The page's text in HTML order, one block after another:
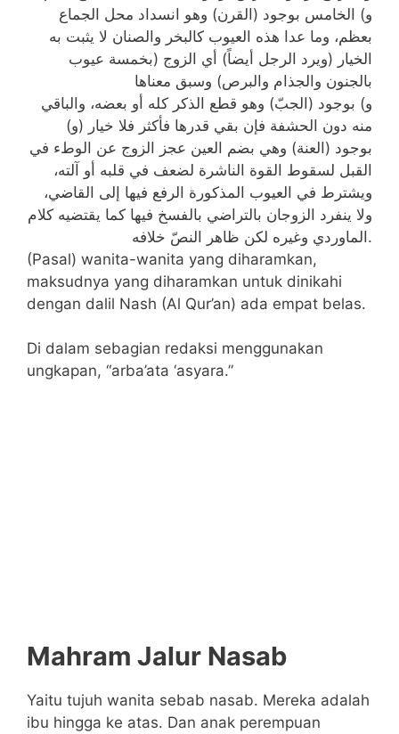
و) الخامس بوجود (القرن) وهو انسداد محل الجماع
بعظم، وما عدا هذه العيوب كالبخر والصنان لا يثبت به
الخيار (ويرد الرجل أيضاً) أي الزوج (بخمسة عيوب
بالجنون والجذام والبرص) وسبق معناها
و) بوجود (الجبّ) وهو قطع الذكر كله أو بعضه، والباقي
منه دون الحشفة فإن بقي قدرها فأكثر فلا خيار (و)
بوجود (العنة) وهي بضم العين عجز الزوج عن الوطء في
القبل لسقوط القوة الناشرة لضعف في قلبه أو آلته،
ويشترط في العيوب المذكورة الرفع فيها إلى القاضي،
ولا ينفرد الزوجان بالتراضي بالفسخ فيها كما يقتضيه كلام
الماوردي وغيره لكن ظاهر النصّ خلافه.
(Pasal) wanita-wanita yang diharamkan,
maksudnya yang diharamkan untuk dinikahi
dengan dalil Nash (Al Qur’an) ada empat belas.
Di dalam sebagian redaksi menggunakan
ungkapan, “arba’ata ‘asyara.”
Mahram Jalur Nasab
Yaitu tujuh wanita sebab nasab. Mereka adalah
ibu hingga ke atas. Dan anak perempuan